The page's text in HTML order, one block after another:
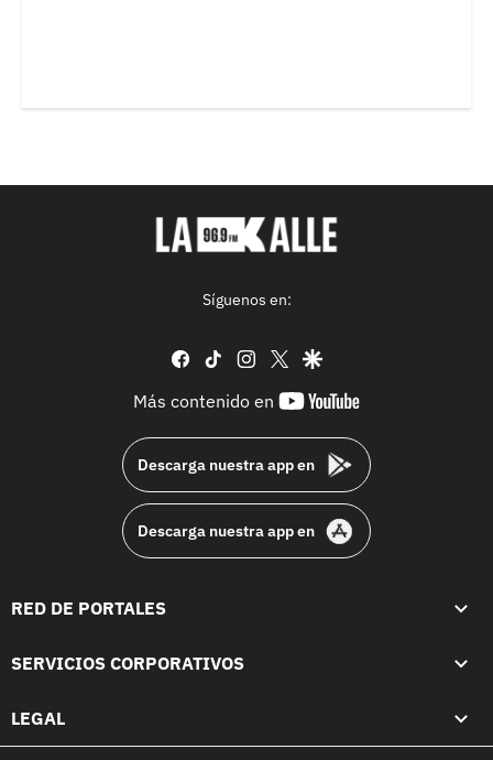
Síguenos en:
facebook
tiktok instagram
twittergoogle
Más contenido en
youtube-
Descarga nuestra app en
Descarga nuestra app en
RED DE PORTALES
SERVICIOS CORPORATIVOS
LEGAL